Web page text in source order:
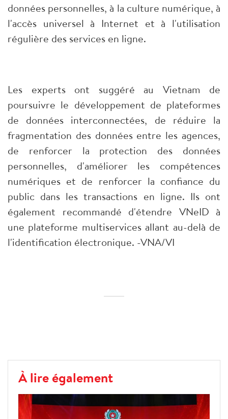
données personnelles, à la culture numérique, à
l'accès universel à Internet et à l'utilisation
régulière des services en ligne.
Les experts ont suggéré au Vietnam de
poursuivre le développement de plateformes
de données interconnectées, de réduire la
fragmentation des données entre les agences,
de renforcer la protection des données
personnelles, d'améliorer les compétences
numériques et de renforcer la confiance du
public dans les transactions en ligne. Ils ont
également recommandé d'étendre VNeID à
une plateforme multiservices allant au-delà de
l'identification électronique. -VNA/VI
À lire également